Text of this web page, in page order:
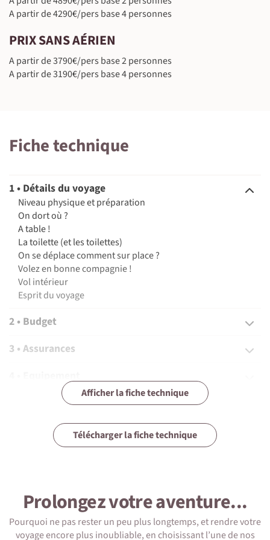
A partir de 4290€/pers base 4 personnes
PRIX SANS AÉRIEN
A partir de 3790€/pers base 2 personnes
A partir de 3190€/pers base 4 personnes
Fiche technique
1 • Détails du voyage
Niveau physique et préparation
On dort où ?
A table !
La toilette (et les toilettes)
On se déplace comment sur place ?
Volez en bonne compagnie !
Vol intérieur
Esprit du voyage
2 • Budget
3 • Assurances
5 • Formalités et santé
6 • Le pays
1 • Détails du voyage
Afficher la fiche technique
Télécharger la fiche technique
Prolongez votre aventure...
Pourquoi ne pas rester un peu plus longtemps, et rendre votre
voyage encore plus inoubliable, en choisissant l’une de nos